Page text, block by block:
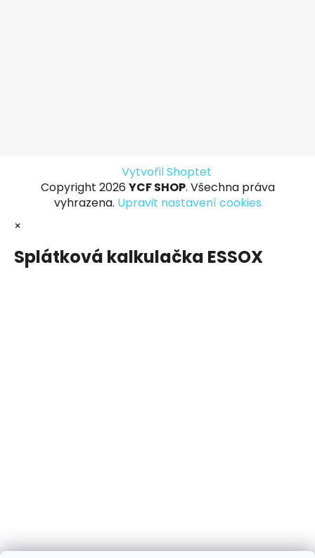
Vytvořil Shoptet
Copyright 2026 YCF SHOP. Všechna práva
vyhrazena. Upravit nastavení cookies
×
Splátková kalkulačka ESSOX